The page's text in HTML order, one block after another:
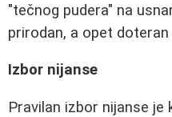
"tečnog pudera" na
prirodan, a opet doteran
Izbor nijanse
Pravilan izbor nijanse je